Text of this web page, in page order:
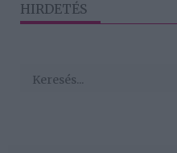
HIRDETÉS